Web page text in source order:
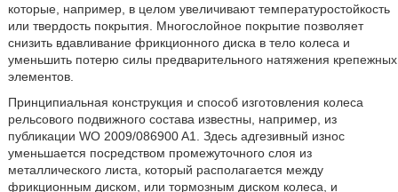
которые, например, в целом увеличивают температуростойкость
или твердость покрытия. Многослойное покрытие позволяет
снизить вдавливание фрикционного диска в тело колеса и
уменьшить потерю силы предварительного натяжения крепежных
элементов.
Принципиальная конструкция и способ изготовления колеса
рельсового подвижного состава известны, например, из
публикации WO 2009/086900 A1. Здесь адгезивный износ
уменьшается посредством промежуточного слоя из
металлического листа, который располагается между
фрикционным диском, или тормозным диском колеса, и